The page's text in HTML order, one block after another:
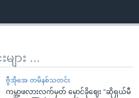
ား ...
ဗွီအိုအေ တမိနစ်သတင်း
ကမ္ဘာ့ဖလားလက်မှတ် မှောင်ခိုဈေး “ဆိုရှယ်မီ